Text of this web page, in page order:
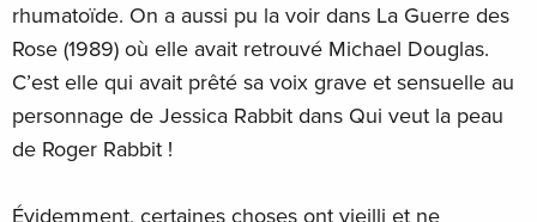
rhumatoïde. On a aussi pu la voir dans La Guerre des
Rose (1989) où elle avait retrouvé Michael Douglas.
C’est elle qui avait prêté sa voix grave et sensuelle au
personnage de Jessica Rabbit dans Qui veut la peau
de Roger Rabbit !
Évidemment, certaines choses ont vieilli et ne